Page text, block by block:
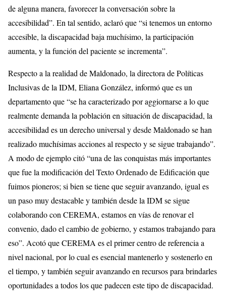
de alguna manera, favorecer la conversación sobre la
accesibilidad”. En tal sentido, aclaró que “si tenemos un entorno
accesible, la discapacidad baja muchísimo, la participación
aumenta, y la función del paciente se incrementa”.
Respecto a la realidad de Maldonado, la directora de Políticas
Inclusivas de la IDM, Eliana González, informó que es un
departamento que “se ha caracterizado por aggiornarse a lo que
realmente demanda la población en situación de discapacidad, la
accesibilidad es un derecho universal y desde Maldonado se han
realizado muchísimas acciones al respecto y se sigue trabajando”.
A modo de ejemplo citó “una de las conquistas más importantes
que fue la modificación del Texto Ordenado de Edificación que
fuimos pioneros; si bien se tiene que seguir avanzando, igual es
un paso muy destacable y también desde la IDM se sigue
colaborando con CEREMA, estamos en vías de renovar el
convenio, dado el cambio de gobierno, y estamos trabajando para
eso”. Acotó que CEREMA es el primer centro de referencia a
nivel nacional, por lo cual es esencial mantenerlo y sostenerlo en
el tiempo, y también seguir avanzando en recursos para brindarles
oportunidades a todos los que padecen este tipo de discapacidad.